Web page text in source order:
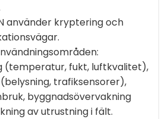
använder kryptering och
(temperatur, fukt, luftkvalitet),
trafiksensorer),
byggnadsövervakning
av utrustning i fält.